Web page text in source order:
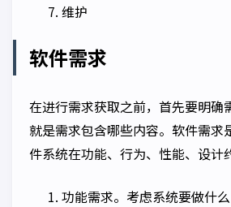
维护
软件需求
在进行需求获取之前，首先要明确
就是需求包含哪些内容。软件需求
件系统在功能、行为、性能、设计
功能需求。考虑系统要做什